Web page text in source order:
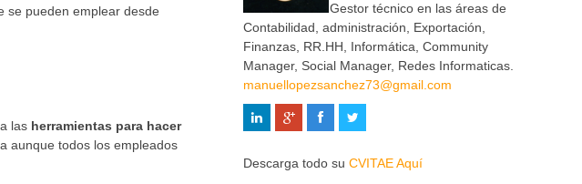
se pueden emplear desde
las herramientas para hacer
aunque todos los empleados
Gestor técnico en las áreas de
Contabilidad, administración, Exportación,
Finanzas, RR.HH, Informática, Community
Manager, Social Manager, Redes Informaticas.
manuellopezsanchez73@gmail.com
Descarga todo su CVITAE Aquí